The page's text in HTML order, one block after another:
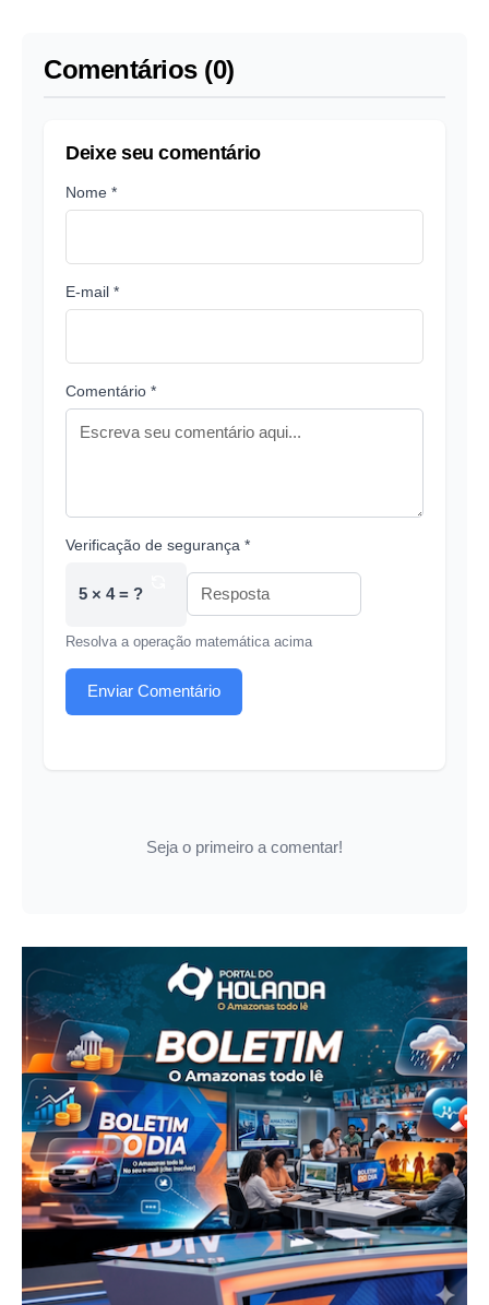
Comentários (0)
Deixe seu comentário
Nome *
E-mail *
Comentário *
Verificação de segurança *
5 × 4 = ?
Resolva a operação matemática acima
Enviar Comentário
Seja o primeiro a comentar!